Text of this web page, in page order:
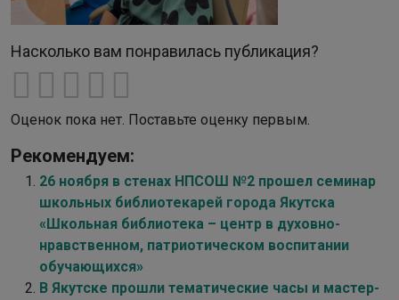
Насколько вам понравилась публикация?
Оценок пока нет. Поставьте оценку первым.
Рекомендуем:
26 ноября в стенах НПСОШ №2 прошел семинар
школьных библиотекарей города Якутска
«Школьная библиотека – центр в духовно-
нравственном, патриотическом воспитании
обучающихся»
В Якутске прошли тематические часы и мастер-